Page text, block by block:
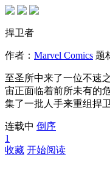
捍卫者
作者： Marvel Comics 题
至圣所中来了一位不速
宙正面临着前所未有的
集了一批人手来重组捍
连载中 倒序
1
收藏 开始阅读